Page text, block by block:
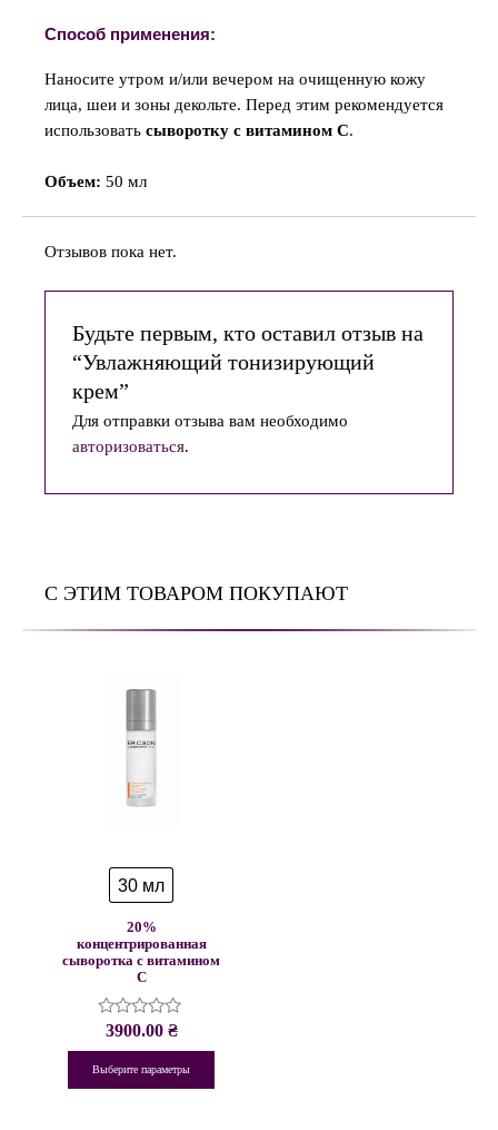
Способ применения:
Наносите утром и/или вечером на очищенную кожу
лица, шеи и зоны декольте. Перед этим рекомендуется
использовать сыворотку с витамином C.
Объем: 50 мл
Отзывов пока нет.
Будьте первым, кто оставил отзыв на
“Увлажняющий тонизирующий
крем”
Для отправки отзыва вам необходимо
авторизоваться.
С ЭТИМ ТОВАРОМ ПОКУПАЮТ
30 мл
20%
концентрированная
сыворотка с витамином
С
Оценка
5
3900.00 ₴
Выберите параметры